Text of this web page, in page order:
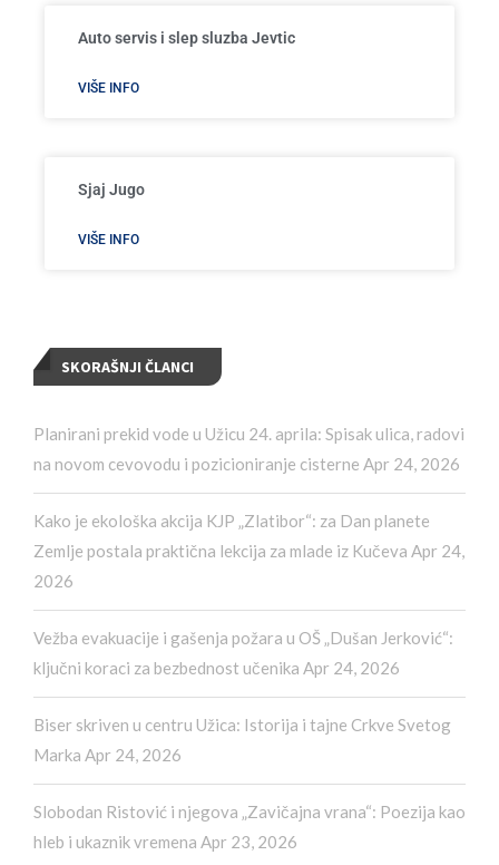
Auto servis i slep sluzba Jevtic
VIŠE INFO
Sjaj Jugo
VIŠE INFO
SKORAŠNJI ČLANCI
Planirani prekid vode u Užicu 24. aprila: Spisak ulica, radovi
na novom cevovodu i pozicioniranje cisterne Apr 24, 2026
Kako je ekološka akcija KJP „Zlatibor“: za Dan planete
Zemlje postala praktična lekcija za mlade iz Kučeva Apr 24,
2026
Vežba evakuacije i gašenja požara u OŠ „Dušan Jerković“:
ključni koraci za bezbednost učenika Apr 24, 2026
Biser skriven u centru Užica: Istorija i tajne Crkve Svetog
Marka Apr 24, 2026
Slobodan Ristović i njegova „Zavičajna vrana“: Poezija kao
hleb i ukaznik vremena Apr 23, 2026